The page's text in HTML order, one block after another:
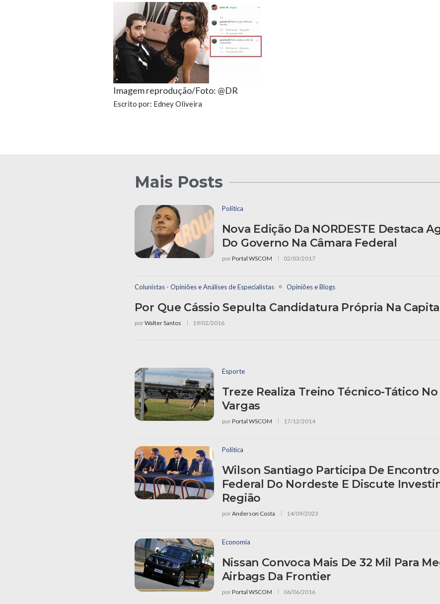
Imagem reprodução/Foto: @DR
Escrito por: Edney Oliveira
Mais Posts
Política
Nova Edição Da NORDESTE Destaca
Do Governo Na Câmara Federal
porPortal WSCOM 02/03/2017
Colunistas - Opiniões e Análises de Especialistas Opiniões e Blogs
Por Que Cássio Sepulta Candidatura Própria Na
porWalter Santos 19/02/2016
Esporte
Treze Realiza Treino Técnico-Tático
Vargas
porPortal WSCOM 17/12/2014
Política
Wilson Santiago Participa De
Federal Do Nordeste E Discute
Região
porAnderson Costa 14/09/2023
Economia
Nissan Convoca Mais De 32 Mil Para
Airbags Da Frontier
porPortal WSCOM 06/06/2016